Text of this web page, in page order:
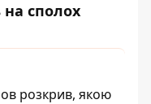
сполох
розкрив, якою